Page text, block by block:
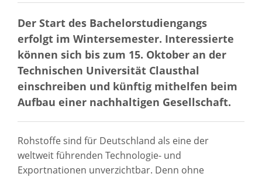
Der Start des Bachelorstudiengangs
erfolgt im Wintersemester. Interessierte
können sich bis zum 15. Oktober an der
Technischen Universität Clausthal
einschreiben und künftig mithelfen beim
Aufbau einer nachhaltigen Gesellschaft.
Rohstoffe sind für Deutschland als eine der
weltweit führenden Technologie- und
Exportnationen unverzichtbar. Denn ohne